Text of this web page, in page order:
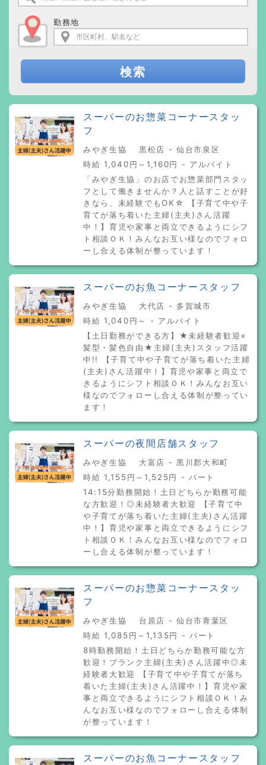
勤務地
検索
スーパーのお惣菜コーナースタッ
フ
みやぎ生協 黒松店 - 仙台市泉区
時給 1,040円～1,160円 - アルバイト
「みやぎ生協」のお店でお惣菜部門スタッ
フとして働きませんか？人と話すことが好
きなら、未経験でもOK☆ 【子育て中や子
育てが落ち着いた主婦(主夫)さん活躍
中！】育児や家事と両立できるようにシフ
ト相談ＯＫ！みんなお互い様なのでフォロ
ーし合える体制が整っています！
スーパーのお魚コーナースタッフ
みやぎ生協 大代店 - 多賀城市
時給 1,040円～ - アルバイト
【土日勤務ができる方】★未経験者歓迎×
髪型・髪色自由★主婦(主夫)スタッフ活躍
中!! 【子育て中や子育てが落ち着いた主婦
(主夫)さん活躍中！】育児や家事と両立で
きるようにシフト相談ＯＫ！みんなお互い
様なのでフォローし合える体制が整ってい
ます！
スーパーの夜間店舗スタッフ
みやぎ生協 大富店 - 黒川郡大和町
時給 1,155円～1,525円 - パート
14:15分勤務開始！土日どちらか勤務可能
な方歓迎！◎未経験者大歓迎 【子育て中
や子育てが落ち着いた主婦(主夫)さん活躍
中！】育児や家事と両立できるようにシフ
ト相談ＯＫ！みんなお互い様なのでフォロ
ーし合える体制が整っています！
スーパーのお惣菜コーナースタッ
フ
みやぎ生協 台原店 - 仙台市青葉区
時給 1,085円～1,135円 - パート
8時勤務開始！土日どちらか勤務可能な方
歓迎！ブランク主婦(主夫)さん活躍中◎未
経験者大歓迎 【子育て中や子育てが落ち
着いた主婦(主夫)さん活躍中！】育児や家
事と両立できるようにシフト相談ＯＫ！み
んなお互い様なのでフォローし合える体制
が整っています！
スーパーのお魚コーナースタッフ